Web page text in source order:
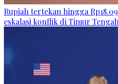
Rupiah tertekan hingga
eskalasi konflik di Timur Tengah